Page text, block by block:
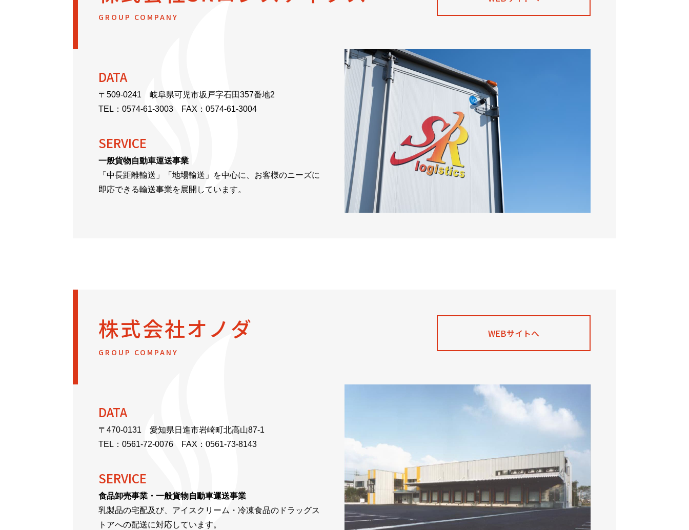
GROUP COMPANY
DATA
〒509-0241 岐阜県可児市坂戸字石田357番地2
TEL： 0574-61-3003 FAX：0574-61-3004
SERVICE
一般貨物自動車運送事業
「中長距離輸送」「地場輸送」を中心に、お客様のニーズに
即応できる輸送事業を展開しています。
株式会社オノダ
GROUP COMPANY
WEBサイトへ
DATA
〒470-0131 愛知県日進市岩崎町北高山87-1
TEL： 0561-72-0076 FAX：0561-73-8143
SERVICE
食品卸売事業・一般貨物自動車運送事業
乳製品の宅配及び、アイスクリーム・冷凍食品のドラッグス
トアへの配送に対応しています。